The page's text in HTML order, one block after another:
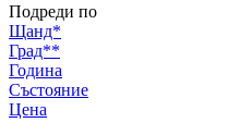
Подреди по
Щанд*
Град**
Година
Състояние
Цена